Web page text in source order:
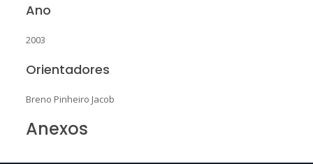
Ano
2003
Orientadores
Breno Pinheiro Jacob
Anexos